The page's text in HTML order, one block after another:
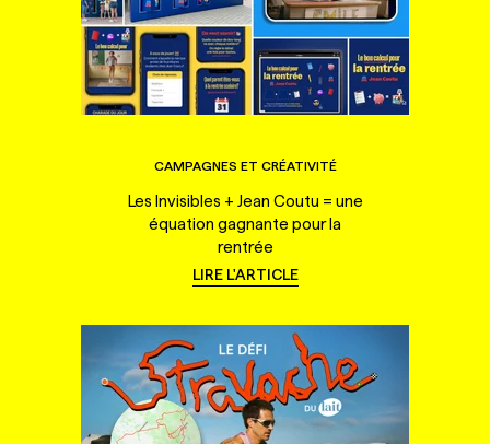
CAMPAGNES ET CRÉATIVITÉ
Les Invisibles + Jean Coutu = une
équation gagnante pour la
rentrée
LIRE L'ARTICLE